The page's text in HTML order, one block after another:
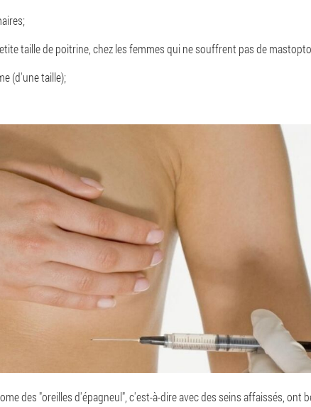
taille de poitrine, chez les femmes qui ne souffrent pas de
(d'une taille);
des "oreilles d'épagneul", c'est-à-dire avec des seins affaissés, ont